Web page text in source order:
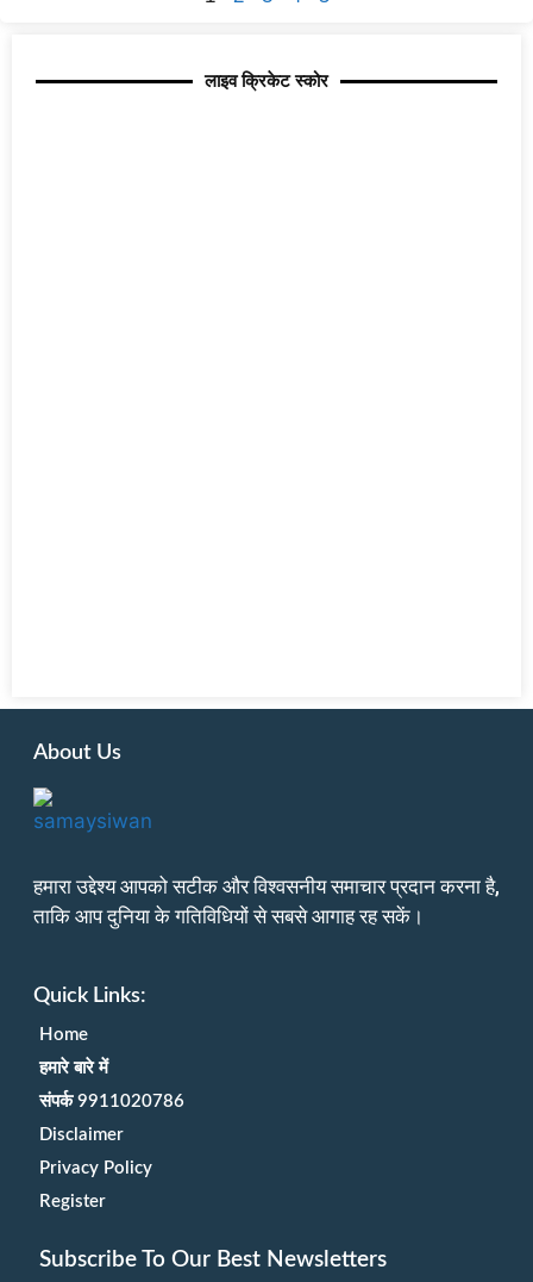
लाइव क्रिकेट स्कोर
About Us
हमारा उद्देश्य आपको सटीक और विश्वसनीय समाचार प्रदान करना है,
ताकि आप दुनिया के गतिविधियों से सबसे आगाह रह सकें।
Quick Links:
Home
हमारे बारे में
संपर्क 9911020786
Disclaimer
Privacy Policy
Register
Subscribe To Our Best Newsletters